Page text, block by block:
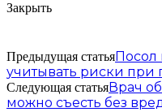
Закрыть
Предыдущая статьяПосол
учитывать риски
Следующая статьяВрач
можно съесть без